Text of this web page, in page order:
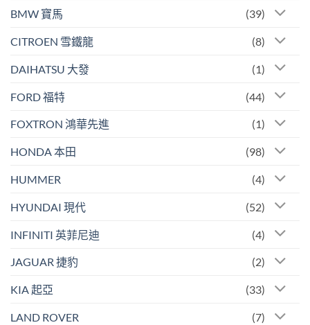
BMW 寶馬 (39)
CITROEN 雪鐵龍 (8)
DAIHATSU 大發 (1)
FORD 福特 (44)
FOXTRON 鴻華先進 (1)
HONDA 本田 (98)
HUMMER (4)
HYUNDAI 現代 (52)
INFINITI 英菲尼迪 (4)
JAGUAR 捷豹 (2)
KIA 起亞 (33)
LAND ROVER (7)